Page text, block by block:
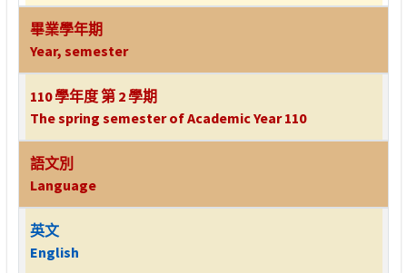
畢業學年期
Year, semester
110 學年度 第 2 學期
The spring semester of Academic Year 110
語文別
Language
英文
English